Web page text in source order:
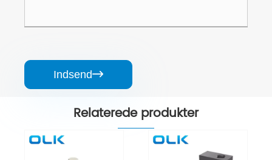
Indsend
Relaterede produkter